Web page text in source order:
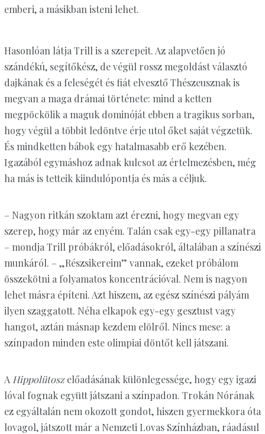
emberi, a másikban isteni lehet.
Hasonlóan látja Trill is a szerepeit. Az alapvetően jó
szándékú, segítőkész, de végül rossz megoldást választó
dajkának és a feleségét és fiát elvesztő Thészeusznak is
megvan a maga drámai története: mind a ketten
megpöckölik a maguk dominóját ebben a tragikus sorban,
hogy végül a többit ledöntve érje utol őket saját végzetük.
És mindketten bábok egy hatalmasabb erő kezében.
Igazából egymáshoz adnak kulcsot az értelmezésben, még
ha más is tetteik kiindulópontja és más a céljuk.
– Nagyon ritkán szoktam azt érezni, hogy megvan egy
szerep, hogy már az enyém. Talán csak egy-egy pillanatra
– mondja Trill próbákról, előadásokról, általában a színészi
munkáról. – „Részsikereim” vannak, ezeket próbálom
összekötni a folyamatos koncentrációval. Nem is nagyon
lehet másra építeni. Azt hiszem, az egész színészi pályám
ilyen szaggatott. Néha elkapok egy-egy gesztust vagy
hangot, aztán másnap kezdem elölről. Nincs mese: a
színpadon minden este olimpiai döntőt kell játszani.
A Hippolütoszelőadásának különlegessége, hogy egy igazi
lóval fognak együtt játszani a színpadon. Trokán Nórának
ez egyáltalán nem okozott gondot, hiszen gyermekkora óta
lovagol, játszott már a Nemzeti Lovas Színházban, ráadásul